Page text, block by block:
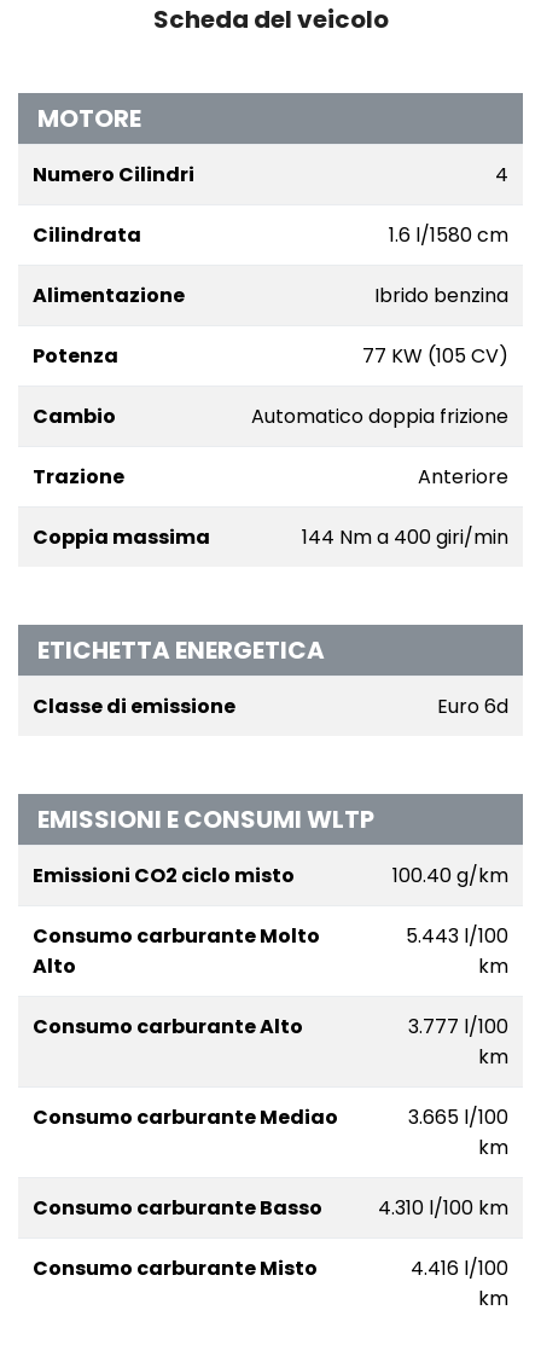
Scheda del veicolo
MOTORE
Numero Cilindri 4
Cilindrata 1.6 l/1580 cm
Alimentazione Ibrido benzina
Potenza 77 KW (105 CV)
Cambio Automatico doppia frizione
Trazione Anteriore
Coppia massima 144 Nm a 400 giri/min
ETICHETTA ENERGETICA
Classe di emissione Euro 6d
EMISSIONI E CONSUMI WLTP
Emissioni CO2 ciclo misto 100.40 g/km
Consumo carburante Molto
Alto
5.443 l/100
km
Consumo carburante Alto
3.777 l/100
km
Consumo carburante Mediao
3.665 l/100
km
Consumo carburante Basso 4.310 l/100 km
Consumo carburante Misto
4.416 l/100
km